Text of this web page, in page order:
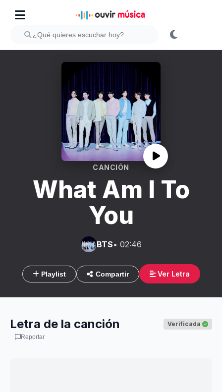
CANCIÓN
What Am I To
You
BTS• 02:46
Playlist Compartir Ver Letra
Letra de la canción Verificada
Reportar